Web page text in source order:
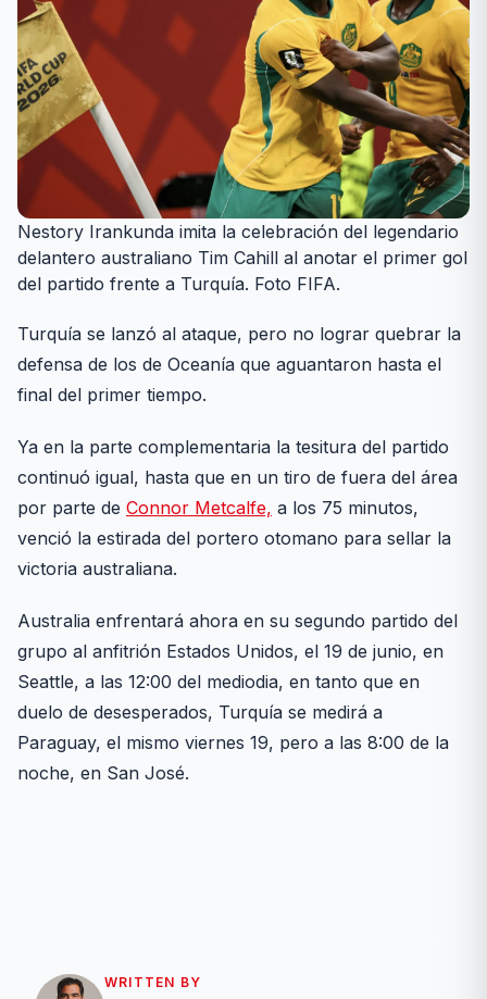
Nestory Irankunda imita la celebración del legendario
delantero australiano Tim Cahill al anotar el primer gol
del partido frente a Turquía. Foto FIFA.
Turquía se lanzó al ataque, pero no lograr quebrar la
defensa de los de Oceanía que aguantaron hasta el
final del primer tiempo.
Ya en la parte complementaria la tesitura del partido
continuó igual, hasta que en un tiro de fuera del área
por parte de Connor Metcalfe, a los 75 minutos,
venció la estirada del portero otomano para sellar la
victoria australiana.
Australia enfrentará ahora en su segundo partido del
grupo al anfitrión Estados Unidos, el 19 de junio, en
Seattle, a las 12:00 del mediodia, en tanto que en
duelo de desesperados, Turquía se medirá a
Paraguay, el mismo viernes 19, pero a las 8:00 de la
noche, en San José.
WRITTEN BY